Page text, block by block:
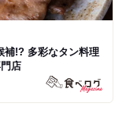
補!? 多彩なタン料理
店